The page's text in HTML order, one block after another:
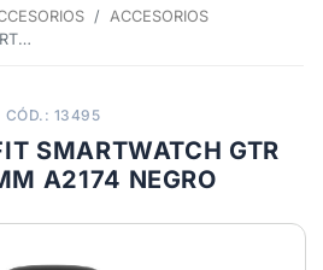
ACCESORIOS
CÓD.: 13495
SMARTWATCH GTR
A2174 NEGRO